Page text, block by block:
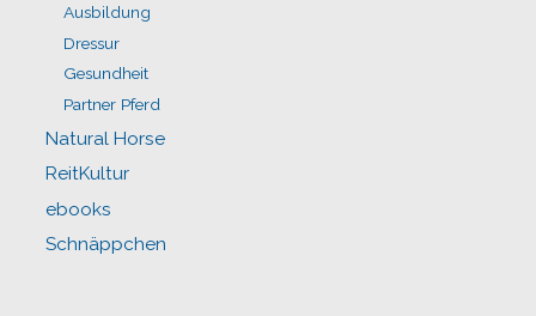
Ausbildung
Dressur
Gesundheit
Partner Pferd
Natural Horse
ReitKultur
ebooks
Schnäppchen